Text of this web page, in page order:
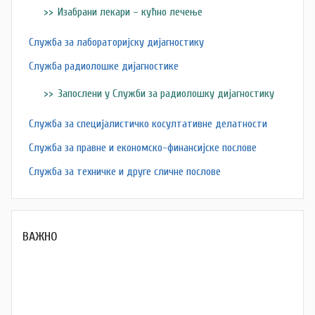
Изабрани лекари – кућно лечење
Служба за лабораторијску дијагностику
Служба радиолошке дијагностике
Запослени у Служби за радиолошку дијагностику
Служба за специјалистичко косултативне делатности
Служба за правне и економско-финансијске послове
Служба за техничке и друге сличне послове
ВАЖНО